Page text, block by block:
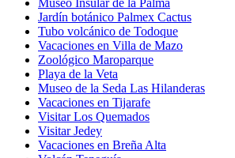
Museo Insular de la Palma
Jardín botánico Palmex Cactus
Tubo volcánico de Todoque
Vacaciones en Villa de Mazo
Zoológico Maroparque
Playa de la Veta
Museo de la Seda Las Hilanderas
Vacaciones en Tijarafe
Visitar Los Quemados
Visitar Jedey
Vacaciones en Breña Alta